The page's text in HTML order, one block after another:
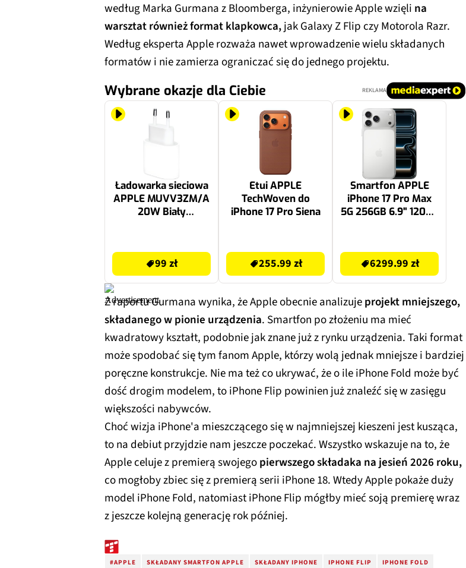
według Marka Gurmana z Bloomberga, inżynierowie Apple wzięli na
warsztat również format klapkowca,jak Galaxy Z Flip czy Motorola Razr.
Według eksperta Apple rozważa nawet wprowadzenie wielu składanych
formatów i nie zamierza ograniczać się do jednego projektu.
Wybrane okazje dla Ciebie REKLAMA
Ładowarka sieciowa
APPLE MUVV3ZM/A
20W Biały
99 zł
Etui APPLE
TechWoven do
iPhone 17 Pro Siena
255.99 zł
Smartfon APPLE
iPhone 17 Pro Max
5G 256GB 6.9" 120Hz
6299.99 zł
Z raportu Gurmana wynika, że Apple obecnie analizujeprojekt mniejszego,
składanego w pionie urządzenia. Smartfon po złożeniu ma mieć
kwadratowy kształt, podobnie jak znane już z rynku urządzenia. Taki format
może spodobać się tym fanom Apple, którzy wolą jednak mniejsze i bardziej
poręczne konstrukcje. Nie ma też co ukrywać, że o ile iPhone Fold może być
dość drogim modelem, to iPhone Flip powinien już znaleźć się w zasięgu
większości nabywców.
Choć wizja iPhone'a mieszczącego się w najmniejszej kieszeni jest kusząca,
to na debiut przyjdzie nam jeszcze poczekać. Wszystko wskazuje na to, że
Apple celuje z premierą swojegopierwszego składaka na jesień 2026 roku,
co mogłoby zbiec się z premierą serii iPhone 18. Wtedy Apple pokaże duży
model iPhone Fold, natomiast iPhone Flip mógłby mieć soją premierę wraz
z jeszcze kolejną generację rok później.
#APPLE SKŁADANY SMARTFON APPLE SKŁADANY IPHONE IPHONE FLIP IPHONE FOLD